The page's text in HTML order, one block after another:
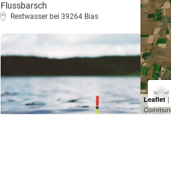
Flussbarsch
Restwasser bei 39264 Bias
Leaflet|